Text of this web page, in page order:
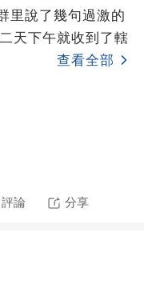
里說了幾句過激的
天下午就收到了轄
查看全部
評論 分享